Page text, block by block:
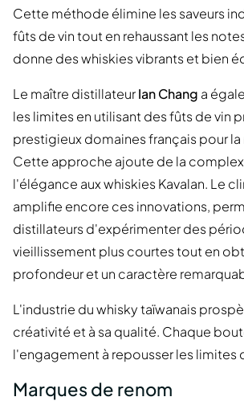
Cette méthode élimine les saveurs
fûts de vin tout en rehaussant les
donne des whiskies vibrants et bien
Le maître distillateurIan Chang a
les limites en utilisant des fûts de vin
prestigieux domaines français pour
Cette approche ajoute de la
l'élégance aux whiskies Kavalan. Le
amplifie encore ces innovations,
distillateurs d'expérimenter des
vieillissement plus courtes tout en
profondeur et un caractère
L'industrie du whisky taïwanais
créativité et à sa qualité. Chaque
l'engagement à repousser les limites
Marques de renom